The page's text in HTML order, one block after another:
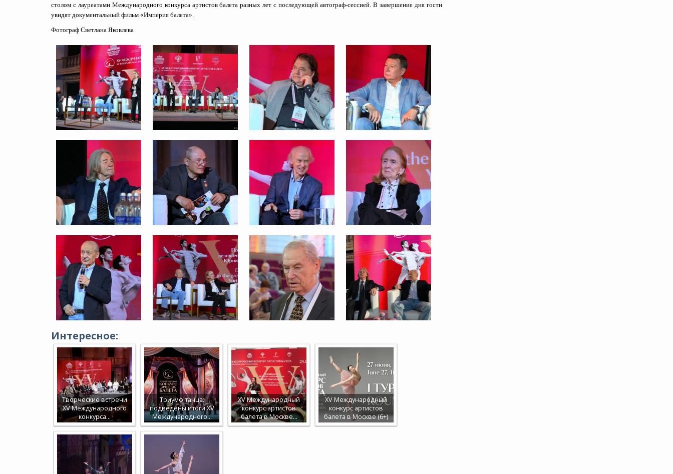
столом с лауреатами Международного конкурса артистов балета разных лет с последующей автограф-сессией. В завершение дня гости
увидят документальный фильм «Империя балета».
Фотограф Светлана Яковлева
Интересное:
Творческие встречи
XV Международного
конкурса…
Триумф танца:
подведены итоги XV
Международного…
XV Международный
конкурс артистов
балета в Москве…
XV Международный
конкурс артистов
балета в Москве (6+)